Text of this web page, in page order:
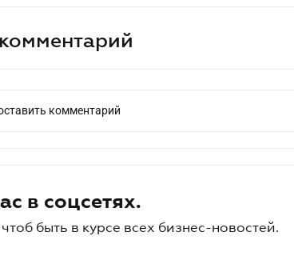
комментарий
в соцсетях.
быть в курсе всех бизнес-новостей.